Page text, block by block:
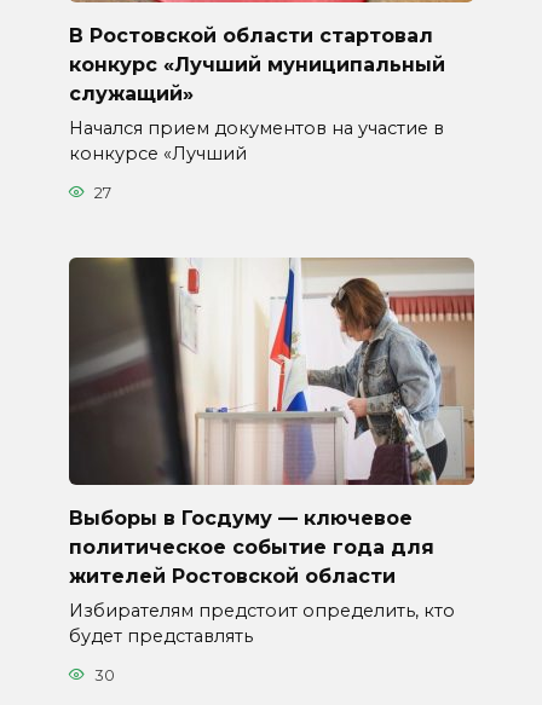
В Ростовской области стартовал
конкурс «Лучший муниципальный
служащий»
Начался прием документов на участие в
конкурсе «Лучший
27
Выборы в Госдуму — ключевое
политическое событие года для
жителей Ростовской области
Избирателям предстоит определить, кто
будет представлять
30